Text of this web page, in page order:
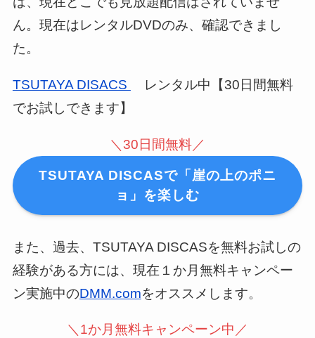
ん。現在はレンタルDVDのみ、確認できまし
た。
TSUTAYA DISACS
レンタル中【30日間無料
でお試しできます】
＼30日間無料／
TSUTAYA DISCASで「崖の上のポニ
ョ」を楽しむ
また、過去、TSUTAYA DISCASを無料お試しの
経験がある方には、現在１か月無料キャンペー
ン実施中のDMM.comをオススメします。
＼1か月無料キャンペーン中／